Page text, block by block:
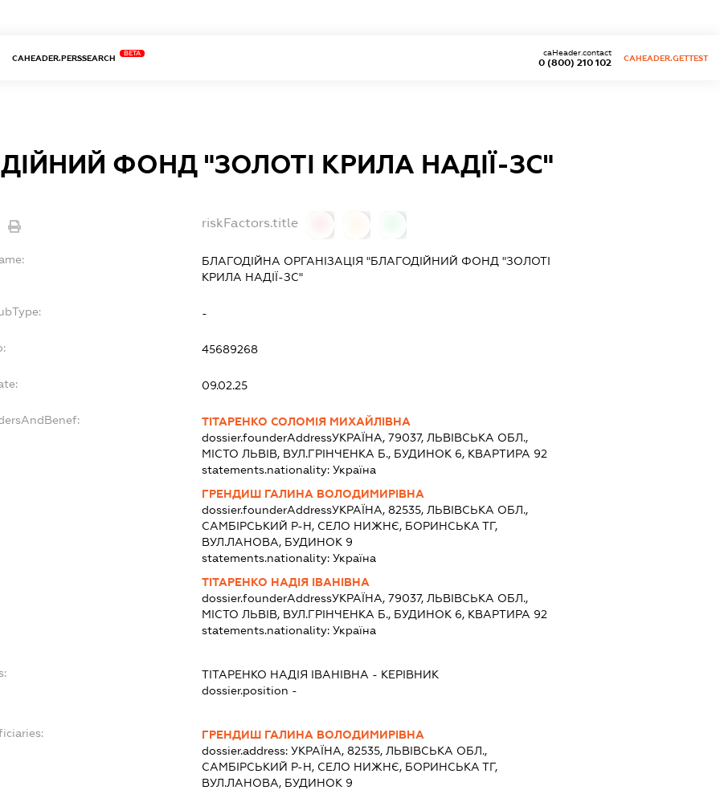
CAHEADER.PERSSEARCH
BETA
0 (800) 210 102
caHeader.contact
CAHEADER.GETTEST
ФОНД "ЗОЛОТІ КРИЛА НАДІЇ-ЗС"
riskFactors.title
БЛАГОДІЙНА ОРГАНІЗАЦІЯ "БЛАГОДІЙНИЙ ФОНД "ЗОЛОТІ
КРИЛА НАДІЇ-ЗС"
-
45689268
09.02.25
ТІТАРЕНКО СОЛОМІЯ МИХАЙЛІВНА
dossier.founderAddressУКРАЇНА, 79037, ЛЬВІВСЬКА ОБЛ.,
МІСТО ЛЬВІВ, ВУЛ.ГРІНЧЕНКА Б., БУДИНОК 6, КВАРТИРА 92
statements.nationality: Україна
ГРЕНДИШ ГАЛИНА ВОЛОДИМИРІВНА
dossier.founderAddressУКРАЇНА, 82535, ЛЬВІВСЬКА ОБЛ.,
САМБІРСЬКИЙ Р-Н, СЕЛО НИЖНЄ, БОРИНСЬКА ТГ,
ВУЛ.ЛАНОВА, БУДИНОК 9
statements.nationality: Україна
ТІТАРЕНКО НАДІЯ ІВАНІВНА
dossier.founderAddressУКРАЇНА, 79037, ЛЬВІВСЬКА ОБЛ.,
МІСТО ЛЬВІВ, ВУЛ.ГРІНЧЕНКА Б., БУДИНОК 6, КВАРТИРА 92
statements.nationality: Україна
ТІТАРЕНКО НАДІЯ ІВАНІВНА - КЕРІВНИК
dossier.position -
ГРЕНДИШ ГАЛИНА ВОЛОДИМИРІВНА
dossier.address: УКРАЇНА, 82535, ЛЬВІВСЬКА ОБЛ.,
САМБІРСЬКИЙ Р-Н, СЕЛО НИЖНЄ, БОРИНСЬКА ТГ,
ВУЛ.ЛАНОВА, БУДИНОК 9